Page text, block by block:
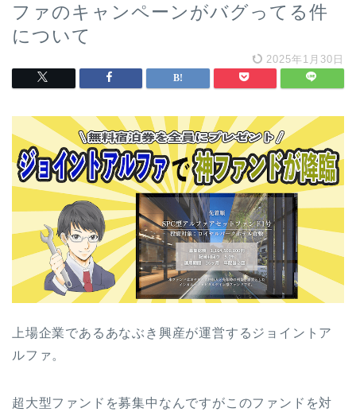
ファのキャンペーンがバグってる件
について
2025年1月30日
上場企業であるあなぶき興産が運営するジョイントア
ルファ。
超大型ファンドを募集中なんですがこのファンドを対